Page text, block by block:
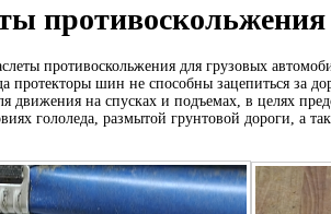
противоскольжения
противоскольжения для грузовых
протекторы шин не способны зацепиться за
движения на спусках и подъемах, в целях
гололеда, размытой грунтовой дороги, а